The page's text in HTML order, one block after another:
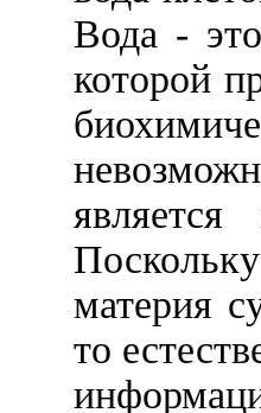
Вода -
которой
материя
то